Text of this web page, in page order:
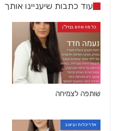
עוד כתבות שיעניינו אותך
כל מה שחם בנדל"ן
שותפה לצמיחה
אדריכלות ועיצוב